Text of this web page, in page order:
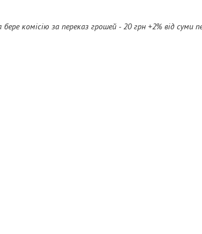
комісію за переказ грошей - 20 грн +2% від суми